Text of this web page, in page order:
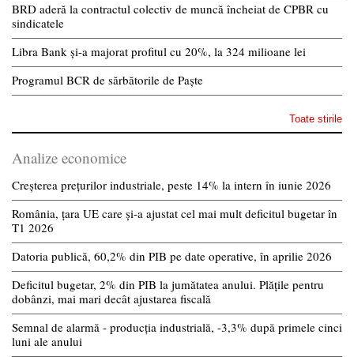
BRD aderă la contractul colectiv de muncă încheiat de CPBR cu
sindicatele
Libra Bank și-a majorat profitul cu 20%, la 324 milioane lei
Programul BCR de sărbătorile de Paște
Toate stirile
Analize economice
Creșterea prețurilor industriale, peste 14% la intern în iunie 2026
România, țara UE care și-a ajustat cel mai mult deficitul bugetar în
T1 2026
Datoria publică, 60,2% din PIB pe date operative, în aprilie 2026
Deficitul bugetar, 2% din PIB la jumătatea anului. Plățile pentru
dobânzi, mai mari decât ajustarea fiscală
Semnal de alarmă - producția industrială, -3,3% după primele cinci
luni ale anului